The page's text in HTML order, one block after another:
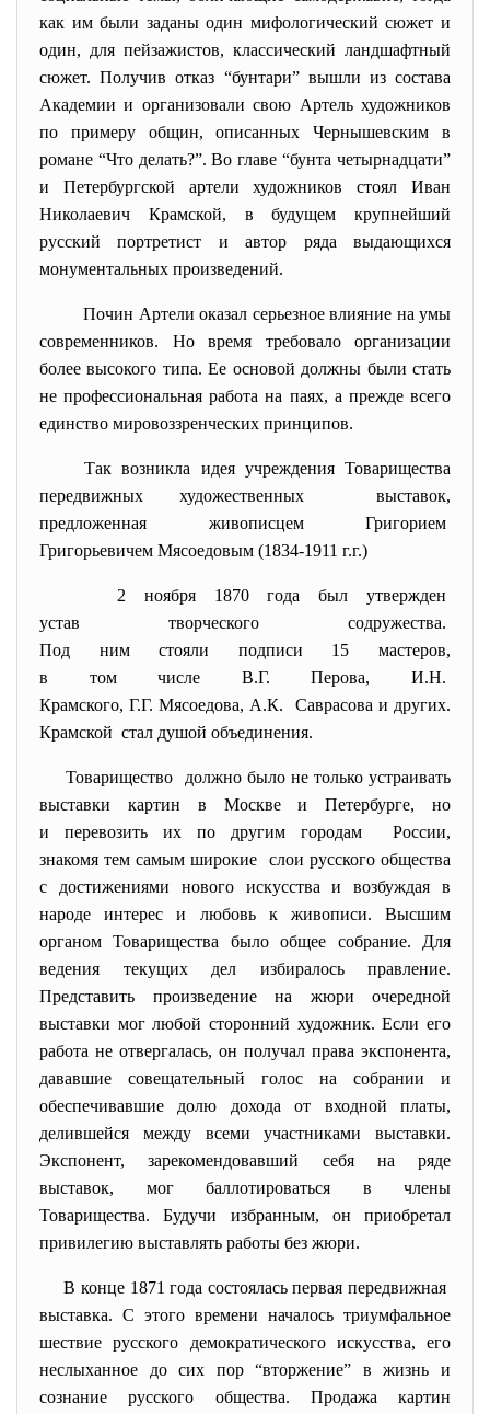
как им были заданы один мифологический сюжет и
один, для пейзажистов, классический ландшафтный
сюжет. Получив отказ “бунтари” вышли из состава
Академии и организовали свою Артель художников
по примеру общин, описанных Чернышевским в
романе “Что делать?”. Во главе “бунта четырнадцати”
и Петербургской артели художников стоял Иван
Николаевич Крамской, в будущем крупнейший
русский портретист и автор ряда выдающихся
монументальных произведений.
Почин Артели оказал серьезное влияние на умы
современников. Но время требовало организации
более высокого типа. Ее основой должны были стать
не профессиональная работа на паях, а прежде всего
единство мировоззренческих принципов.
Так возникла идея учреждения Товарищества
передвижных художественных выставок,
предложенная живописцем Григорием
Григорьевичем Мясоедовым (1834-1911 г.г.)
2 ноября 1870 года был утвержден
устав творческого содружества.
Под ним стояли подписи 15 мастеров,
в том числе В.Г. Перова, И.Н.
Крамского, Г.Г. Мясоедова, А.К. Саврасова и других.
Крамской стал душой объединения.
Товарищество должно было не только устраивать
выставки картин в Москве и Петербурге, но
и перевозить их по другим городам России,
знакомя тем самым широкие слои русского общества
с достижениями нового искусства и возбуждая в
народе интерес и любовь к живописи. Высшим
органом Товарищества было общее собрание. Для
ведения текущих дел избиралось правление.
Представить произведение на жюри очередной
выставки мог любой сторонний художник. Если его
работа не отвергалась, он получал права экспонента,
дававшие совещательный голос на собрании и
обеспечивавшие долю дохода от входной платы,
делившейся между всеми участниками выставки.
Экспонент, зарекомендовавший себя на ряде
выставок, мог баллотироваться в члены
Товарищества. Будучи избранным, он приобретал
привилегию выставлять работы без жюри.
В конце 1871 года состоялась первая передвижная
выставка. С этого времени началось триумфальное
шествие русского демократического искусства, его
неслыханное до сих пор “вторжение” в жизнь и
сознание русского общества. Продажа картин